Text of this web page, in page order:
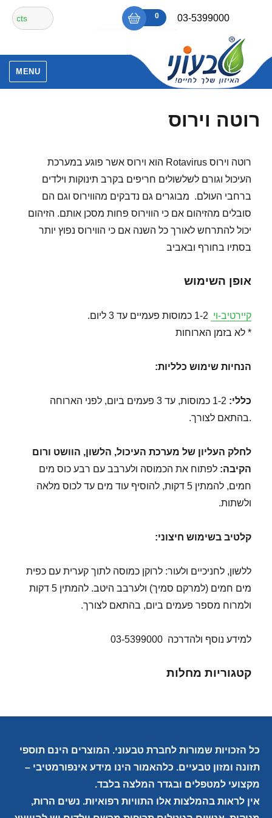
content
03-5399000
₪0
0
אין מוצרים בסל הקניות.
חיפוש
עבור:
MENU
רוטה וירוס
רוטה וירוס Rotavirus הוא וירוס אשר פוגע במערכת
העיכול וגורם לשלשולים חריפים בקרב תינוקות וילדים
ברחבי העולם. מבוגרים גם נדבקים מהווירוס וגם הם
סובלים מהזיהום אם כי הווירוס פחות מסכן אותם. הזיהום
יכול להתרחש לאורך כל השנה אם כי הווירוס נפוץ יותר
בסתיו בחורף ובאביב
אופן השימוש
קיירטיב-וי
* לא בזמן הארוחות
הנחיות שימוש כלליות:
כללי:
1-2 כמוסות, עד 3 פעמים ביום, לפני הארוחה
.בהתאם לצורך.
לחלק העליון של מערכת העיכול, הלשון, הוושט ורום
הקיבה:לפתוח את הכמוסה ולערבב עם רבע כוס מים
חמים, להמתין 5 דקות, להוסיף עוד מים עד לכוס מלאה
ולשתות.
קלטיב בשימוש חיצוני:
ללשון, לחניכיים ולעור: לרוקן כמוסה לתוך קערית עם כפית
מים חמים (למרקם סמיך) ולערבב היטב. להמתין 5 דקות
ולמרוח מספר פעמים ביום, בהתאם לצורך.
למידע נוסף ולהדרכה 03-5399000
קטגוריות מחלות
כל הזכויות שמורות לחברת טבעוני. המוצרים הינם תוספי
תזונה ומזון טבעיים. כלהאמור הינו מידע אינפורמטיבי –
מקצועי למטפלים ובגדר המלצה בלבד.
אין לראות בהמלצות אלו התוויות רפואיות. נשים הרות,